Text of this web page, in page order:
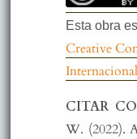
Esta obra
Creative
CITAR
W. (2022).